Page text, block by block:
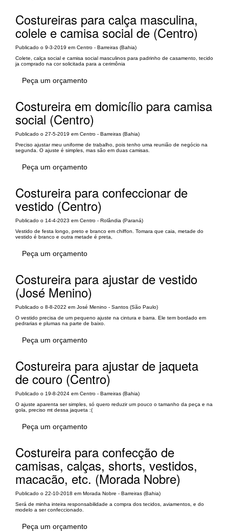
Costureiras para calça masculina,
colele e camisa social de (Centro)
Publicado o 9-3-2019 em Centro - Barreiras (Bahia)
Colete, calça social e camisa social masculinos para padrinho de casamento, tecido
ja comprado na cor solicitada para a cerimônia
Peça um orçamento
Costureira em domicílio para camisa
social (Centro)
Publicado o 27-5-2019 em Centro - Barreiras (Bahia)
Preciso ajustar meu uniforme de trabalho, pois tenho uma reunião de negócio na
segunda. O ajuste é simples, mas são em duas camisas.
Peça um orçamento
Costureira para confeccionar de
vestido (Centro)
Publicado o 14-4-2023 em Centro - Rolândia (Paraná)
Vestido de festa longo, preto e branco em chiffon. Tomara que caia, metade do
vestido é branco e outra metade é preta,
Peça um orçamento
Costureira para ajustar de vestido
(José Menino)
Publicado o 8-8-2022 em José Menino - Santos (São Paulo)
O vestido precisa de um pequeno ajuste na cintura e barra. Ele tem bordado em
pedrarias e plumas na parte de baixo.
Peça um orçamento
Costureira para ajustar de jaqueta
de couro (Centro)
Publicado o 19-8-2024 em Centro - Barreiras (Bahia)
O ajuste aparenta ser simples, só quero reduzir um pouco o tamanho da peça e na
gola, preciso mt dessa jaqueta :(
Peça um orçamento
Costureira para confecção de
camisas, calças, shorts, vestidos,
macacão, etc. (Morada Nobre)
Publicado o 22-10-2018 em Morada Nobre - Barreiras (Bahia)
Será de minha inteira responsabilidade a compra dos tecidos, aviamentos, e do
modelo a ser confeccionado.
Peça um orçamento